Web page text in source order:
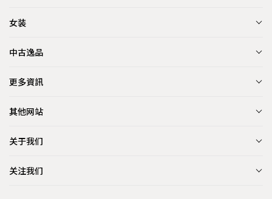
女装
中古逸品
更多資訊
其他网站
关于我们
关注我们